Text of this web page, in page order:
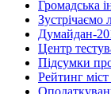
Громадська
Зустрічаємо
Думайдан-
Центр
Підсумки
Рейтинг